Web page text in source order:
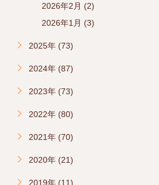
2026年2月 (2)
2026年1月 (3)
2025年 (73)
2024年 (87)
2023年 (73)
2022年 (80)
2021年 (70)
2020年 (21)
2019年 (11)